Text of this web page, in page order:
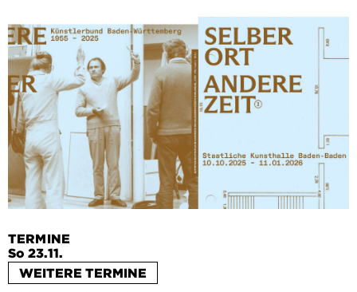
TERMINE
So 23.11.
WEITERE TERMINE